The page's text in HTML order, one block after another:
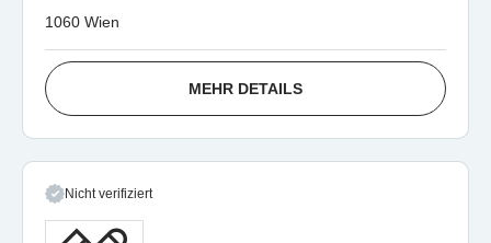
1060 Wien
MEHR DETAILS
Nicht verifiziert